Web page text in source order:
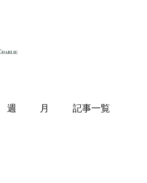
週 月 記事一覧